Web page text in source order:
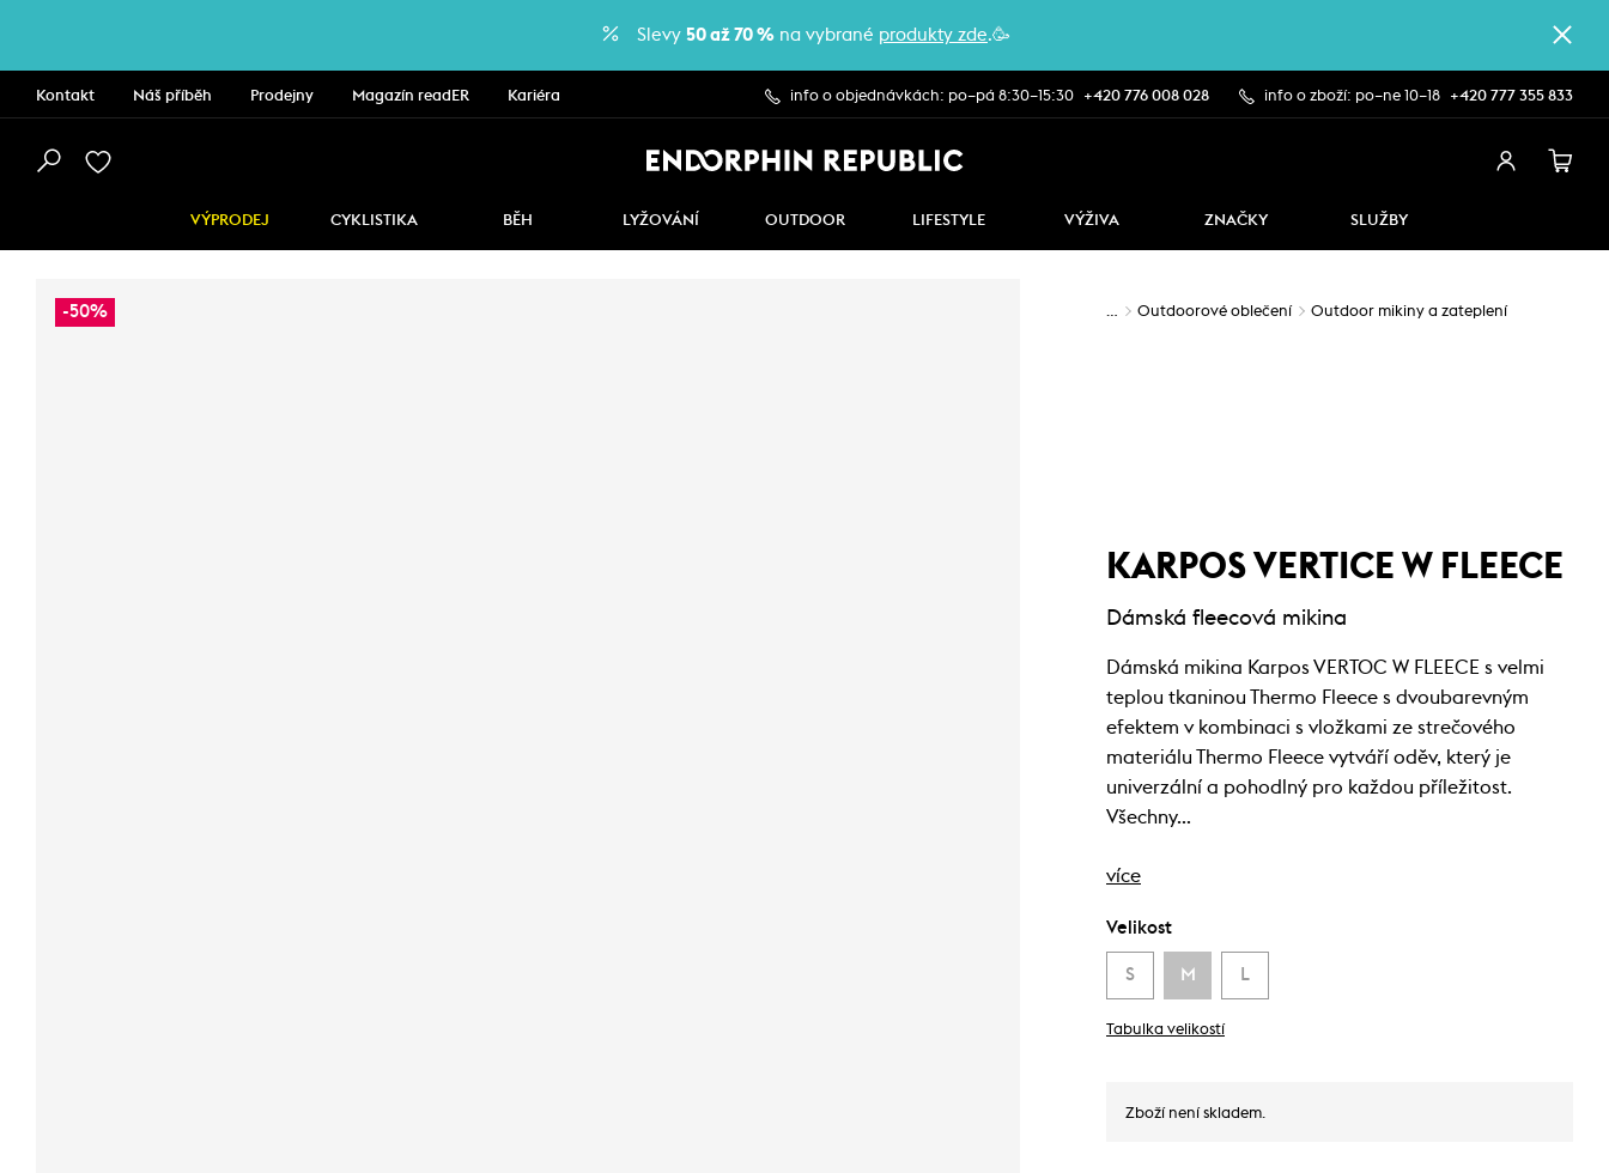
Slevy 50 až 70 % na vybrané produkty zde.🥳
Kontakt Náš příběh Prodejny Magazín readER Kariéra info o objednávkách: po–pá 8:30–15:30 +420 776 008 028 info o zboží: po–ne 10–18 +420 777 355 833
VÝPRODEJ CYKLISTIKA BĚH LYŽOVÁNÍ OUTDOOR LIFESTYLE VÝŽIVA ZNAČKY SLUŽBY
-50% … Outdoorové oblečení Outdoor mikiny a zateplení
KARPOS VERTICE W FLEECE
Dámská fleecová mikina
Dámská mikina Karpos VERTOC W FLEECE s velmi
teplou tkaninou Thermo Fleece s dvoubarevným
efektem v kombinaci s vložkami ze strečového
materiálu Thermo Fleece vytváří oděv, který je
univerzální a pohodlný pro každou příležitost.
Všechny…
více
Velikost
S M L
Tabulka velikostí
Zboží není skladem.